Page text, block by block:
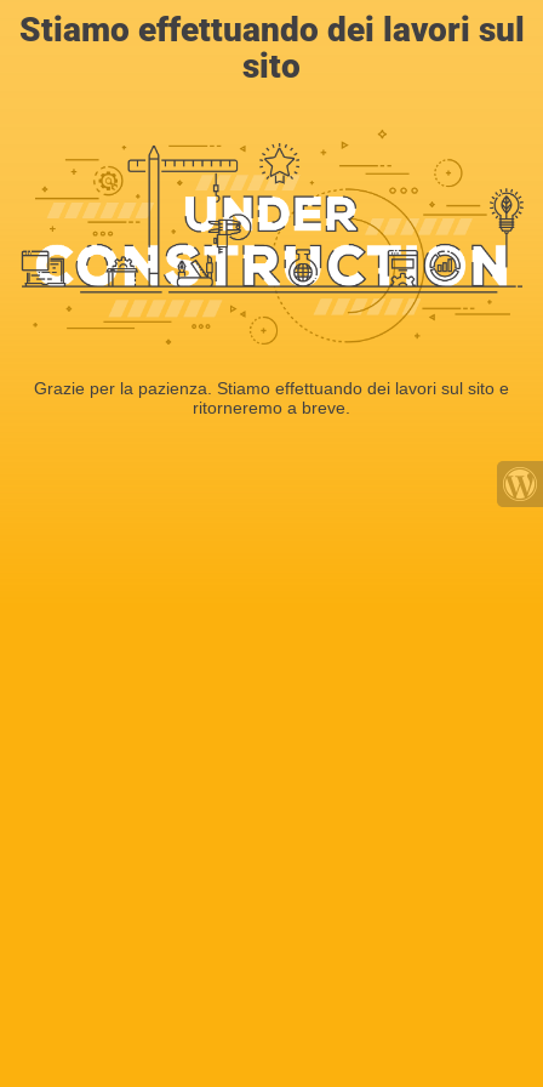
Stiamo effettuando dei lavori sul
sito
Grazie per la pazienza. Stiamo effettuando dei lavori sul sito e
ritorneremo a breve.